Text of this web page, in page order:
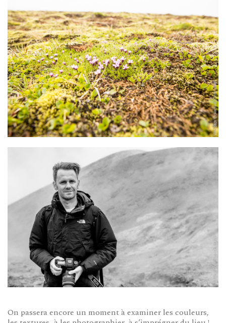
On passera encore un moment à examiner les couleurs,